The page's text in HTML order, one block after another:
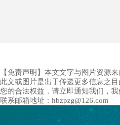
【免责声明】本文文字与图片资源
此文或图片是出于传递更多信息之
您的合法权益，请立即通知我们，我
联系邮箱地址：hbzpzg@126.com